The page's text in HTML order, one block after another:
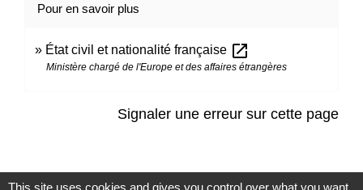
Pour en savoir plus
État civil et nationalité française open_in_new
Ministère chargé de l'Europe et des affaires étrangères
Signaler une erreur sur cette page
This site uses cookies and gives you control over what you want